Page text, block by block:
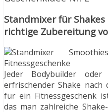
Standmixer für
richtige Zubereitung
Jeder Bodybuilder
erfrischender Shake nach
für ein Fitnessgeschenk
das man zahlreiche